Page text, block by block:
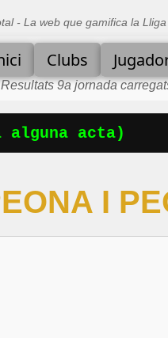
- La web que gamifica la
Clubs
Resultats 9a jornada
acta) by
I